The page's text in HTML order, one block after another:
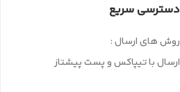
دسترسی سریع
روش های ارسال :
ارسال با تیپاکس و پست پیشتاز